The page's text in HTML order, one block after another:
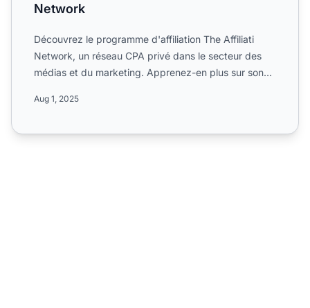
Network
Découvrez le programme d'affiliation The Affiliati
Network, un réseau CPA privé dans le secteur des
médias et du marketing. Apprenez-en plus sur son
Aug 1, 2025